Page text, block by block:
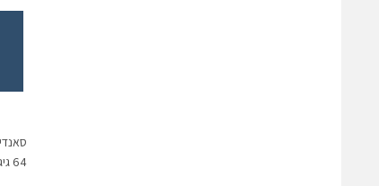
64 גיגה על שטח הקטן מזה של בול דואר ממוצע